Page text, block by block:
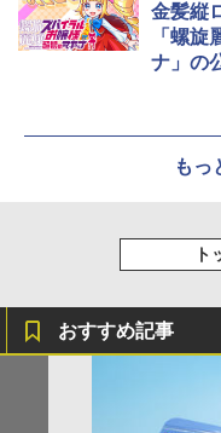
金髪縦
「螺
ナ」の
もっ
ト
おすすめ記事